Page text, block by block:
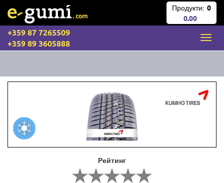
Продукти: 0
0.00
+359 87 7265509
+359 89 3605888
Рейтинг